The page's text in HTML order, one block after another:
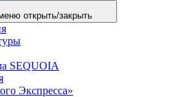
открыть/закрыть
SEQUOIA
Экспресса»